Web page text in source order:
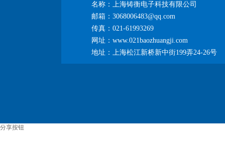
名称：上海铸衡电子科技有限公司
邮箱：3068006483@qq.com
传真：021-61993269
网址：www.021baozhuangji.com
地址：上海松江新桥新中街199弄24-26号
分享按钮